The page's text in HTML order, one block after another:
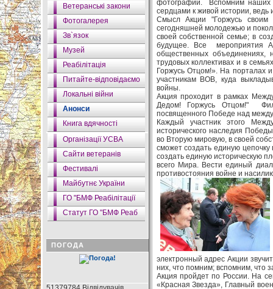
Ветеранські закони
Фотогалерея
Зв`язок
Музей
Реабілітація
Питайте-відповідаємо
Локальні війни
Анонси
Книга вдячності
Організації УСВА
Сайти ветеранів
Фестивалі
Майбутнє України
ГО "БМФ Реабілітації
Статут ГО "БМФ Реаб
ПОГОДА
фотографии. Вспомним
сердцами к живой истории,
Смысл Акции "Горжусь своим
сегодняшней молодежью и
своей собственной семье; в
будущее. Все мероприятия
общественных объединениях,
трудовых коллективах и в
Горжусь Отцом!». На порталах
участникам ВОВ, куда
войны.
Акция проходит в рамках
Дедом! Горжусь Отцом!"
посвященного Победе над
Каждый участник этого
исторического наследия
во Вторую мировую, в своей
сможет создать единую
создать единую историческую
всего Мира. Вести единый
противостояния войне и
электронный адрес Акции
них, что помним; вспомним, что
Акция пройдет по России. На
«Красная Звезда», Главный